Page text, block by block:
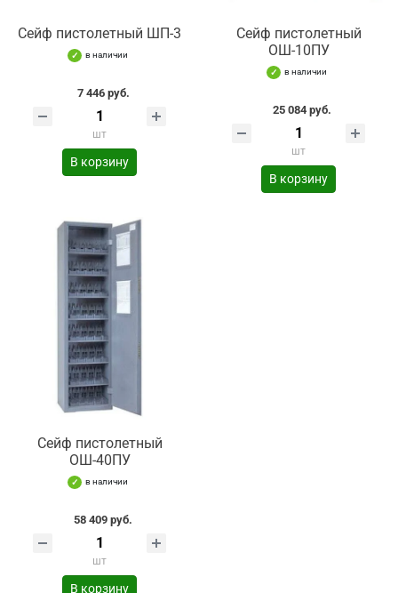
Сейф пистолетный ШП-3
в наличии
7 446 руб.
шт
В корзину
Сейф пистолетный
ОШ-10ПУ
в наличии
25 084 руб.
шт
В корзину
Сейф пистолетный
ОШ-40ПУ
в наличии
58 409 руб.
шт
В корзину